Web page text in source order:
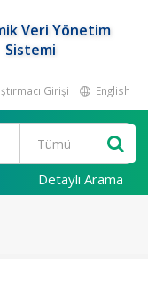
Veri Yönetim
Sistemi
Girişi English
Detaylı Arama